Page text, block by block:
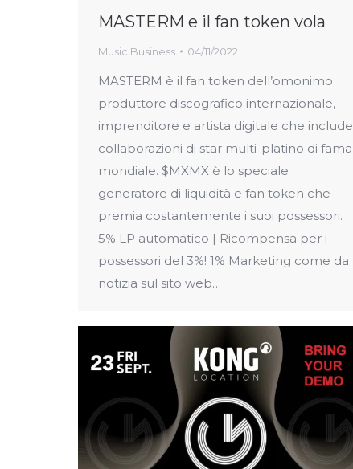
MASTERM e il fan token vola
Music Business 04/11/2022
MASTERM è il fan token dell’omonimo
produttore discografico internazionale,
imprenditore e artista digitale che include
collaborazioni di star multi-platino di fama
mondiale. $MXMX è lo speciale
generatore di liquidità e fan token che
premia costantemente i suoi possessori.
5% LP automatico | Ricompensa per i
possessori del 3%! 1% Marketing come da
notizia sul sito web…